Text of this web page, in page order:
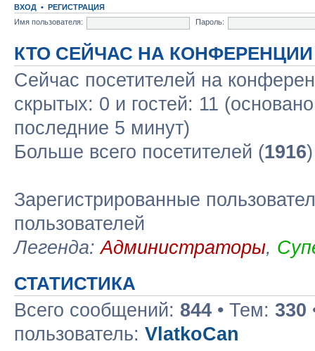
ВХОД • РЕГИСТРАЦИЯ
Имя пользователя:
Пароль:
КТО СЕЙЧАС НА КОНФЕРЕНЦИИ
Сейчас посетителей на
скрытых: 0 и гостей: 11
последние 5 минут)
Больше всего посетителей (1916
Зарегистрированные
пользователей
Легенда:Администраторы,
СТАТИСТИКА
Всего сообщений: 844 • Тем: 330
пользователь: VlatkoCan